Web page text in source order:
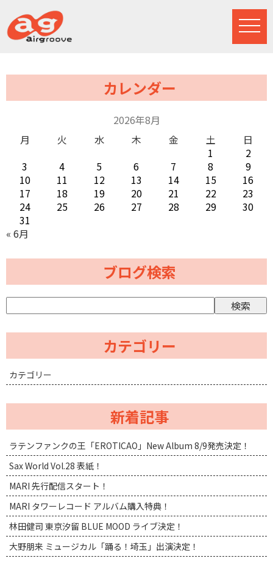
カレンダー
2026年8月
月
火 水 木 金 土
日
1
2
3
4 5 6 7 8
9
10
11 12 13 14 15
16
17
18 19 20 21 22
23
24
25 26 27 28 29
30
31
« 6月
ブログ検索
カテゴリー
カテゴリー
新着記事
ラテンファンクの王「EROTICAO」New Album 8/9発売決定！
Sax World Vol.28 表紙！
MARI 先行配信スタート！
MARI タワーレコード アルバム購入特典！
林田健司 東京汐留 BLUE MOOD ライブ決定！
大野朋来 ミュージカル「踊る！埼玉」出演決定！